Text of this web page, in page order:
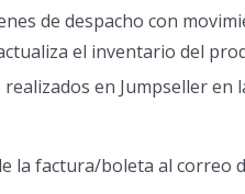
de despacho con
el inventario del
en Jumpseller
la factura/boleta al correo